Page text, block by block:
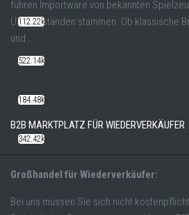
führen Importware von bekannten
Überbeständen stammen. Ob klassische
und ...
B2B MARKTPLATZ FÜR WIEDERVERKÄUFER
Großhandel für Wiederverkäufer:
Bei uns müssen Sie sich nicht
112.22k
522.14k
184.48k
342.42k